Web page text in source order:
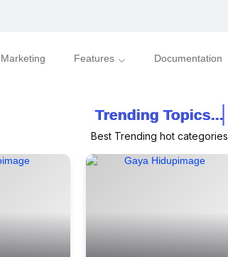
Features Documentation
Trending Topics...
Trending Topics...
Trending Topics...
Best Trending hot categories